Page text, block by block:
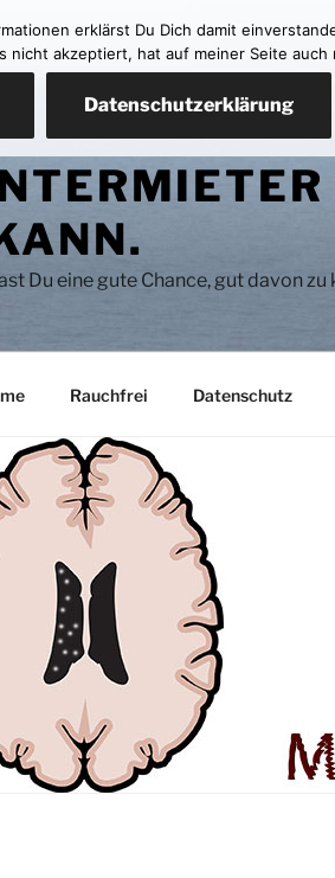
Du eine gute Chance, gut davon
Rauchfrei Datenschutz
erklärst Du Dich damit
nicht akzeptiert, hat auf meiner Seite auch
Datenschutzerklärung